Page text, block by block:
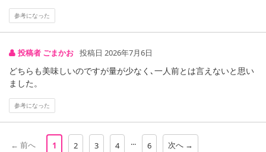
なめらか豆腐、肉団子、野菜など6種具材が楽しめる、魚介の旨み豊
かなスンドゥブ。五穀ご飯付き。
濃厚チーズソースがけのチキンステーキと、ベーコンとほうれん草
が入った、コクと酸味のあるトマトパスタのセット。
参考になった
投稿者 ごまかお 投稿日 2026年7月6日
どちらも美味しいのですが量が少なく､一人前とは言えないと思い
ました。
参考になった
← 前へ 1 2 3 4 ... 6 次へ →